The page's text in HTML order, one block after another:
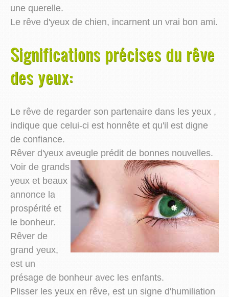
une querelle.
Le rêve d'yeux de chien, incarnent un vrai bon ami.
Significations précises du rêve
des yeux:
Le rêve de regarder son partenaire dans les yeux ,
indique que celui-ci est honnête et qu'il est digne
de confiance.
Rêver d'yeux aveugle prédit de bonnes nouvelles.
Voir de grands
yeux et beaux
annonce la
prospérité et
le bonheur.
Rêver de
grand yeux,
est un
présage de bonheur avec les enfants.
Plisser les yeux en rêve, est un signe d'humiliation